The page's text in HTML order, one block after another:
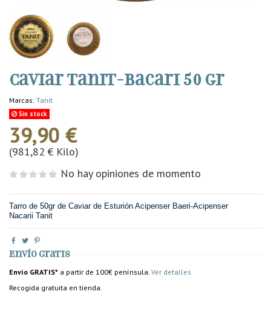
Caviar Tanit-Bacari 50 gr
Marcas: Tanit
Sin stock
39,90 €
(981,82 € Kilo)
No hay opiniones de momento
Tarro de 50gr de Caviar de Esturión Acipenser Baeri-Acipenser
Nacarii Tanit
Envío gratis
Envío GRATIS* a partir de 100€ península. Ver detalles
Recogida gratuita en tienda.